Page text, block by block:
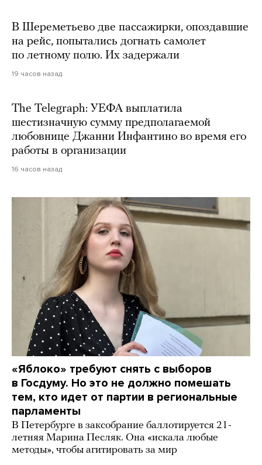
В Шереметьево две пассажирки, опоздавшие
на рейс, попытались догнать самолет
по летному полю. Их задержали
19 часов назад
The Telegraph: УЕФА выплатила
шестизначную сумму предполагаемой
любовнице Джанни Инфантино во время его
работы в организации
16 часов назад
«Яблоко» требуют снять с выборов
в Госдуму. Но это не должно помешать
тем, кто идет от партии в региональные
парламенты
В Петербурге в заксобрание баллотируется 21-
летняя Марина Песляк. Она «искала любые
методы», чтобы агитировать за мир